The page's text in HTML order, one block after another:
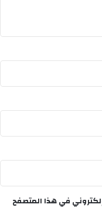
في هذا المتصفح